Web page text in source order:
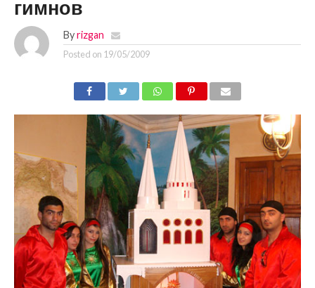
гимнов
By rizgan
Posted on 19/05/2009